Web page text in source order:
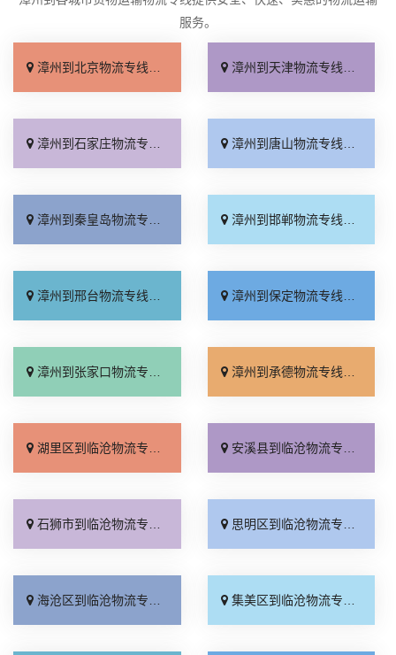
服务。
漳州到北京物流专线_多少公里「快运直达」 漳州到天津物流专线_高效快运「运价查询」
漳州到石家庄物流专线_几天到达「快速直达」 漳州到唐山物流专线_准时准点「一站式托运」
漳州到秦皇岛物流专线_直达到站「要多少钱」 漳州到邯郸物流专线_高效快运「来电咨询」
漳州到邢台物流专线_按时送达「运价实惠」 漳州到保定物流专线_快速响应「怎么收费」
漳州到张家口物流专线_运价查询「门到门配送」 漳州到承德物流专线_保证时效「专业靠谱」
湖里区到临沧物流专线_诚信经营「专线查询」 安溪县到临沧物流专线_实时跟踪 「准时准点」
石狮市到临沧物流专线_价格实惠「市县闪送」 思明区到临沧物流专线_准时到货「定点发车」
海沧区到临沧物流专线_快速直达「实时跟踪 」 集美区到临沧物流专线_实时跟踪 「限时必达」